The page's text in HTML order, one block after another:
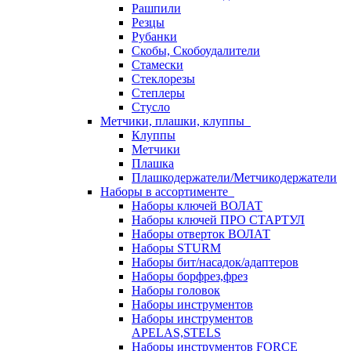
Рашпили
Резцы
Рубанки
Скобы, Скобоудалители
Стамески
Стеклорезы
Степлеры
Стусло
Метчики, плашки, клуппы
Клуппы
Метчики
Плашка
Плашкодержатели/Метчикодержатели
Наборы в ассортименте
Наборы ключей ВОЛАТ
Наборы ключей ПРО СТАРТУЛ
Наборы отверток ВОЛАТ
Наборы STURM
Наборы бит/насадок/адаптеров
Наборы борфрез,фрез
Наборы головок
Наборы инструментов
Наборы инструментов
APELAS,STELS
Наборы инструментов FORCE